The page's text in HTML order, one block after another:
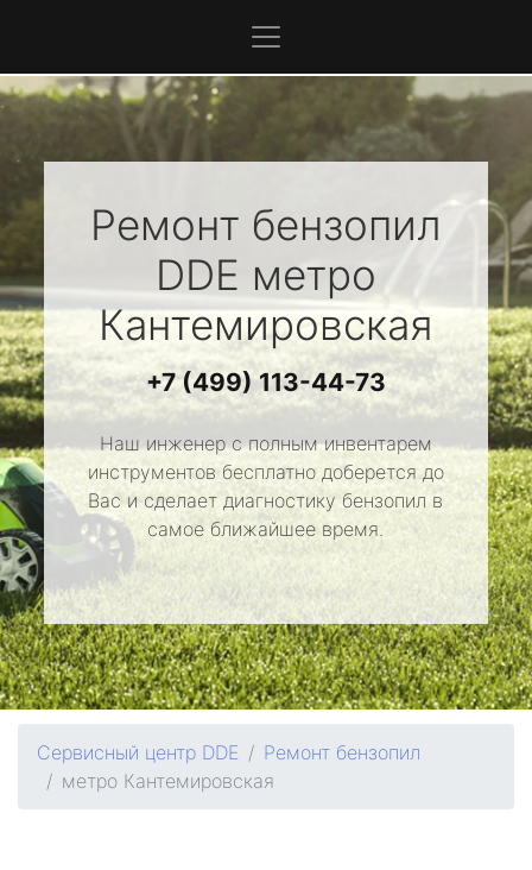
Ремонт бензопил
DDE метро
Кантемировская
+7 (499) 113-44-73
Наш инженер с полным инвентарем
инструментов бесплатно доберется до
Вас и сделает диагностику бензопил в
самое ближайшее время.
Сервисный центр DDE
Ремонт бензопил
метро Кантемировская